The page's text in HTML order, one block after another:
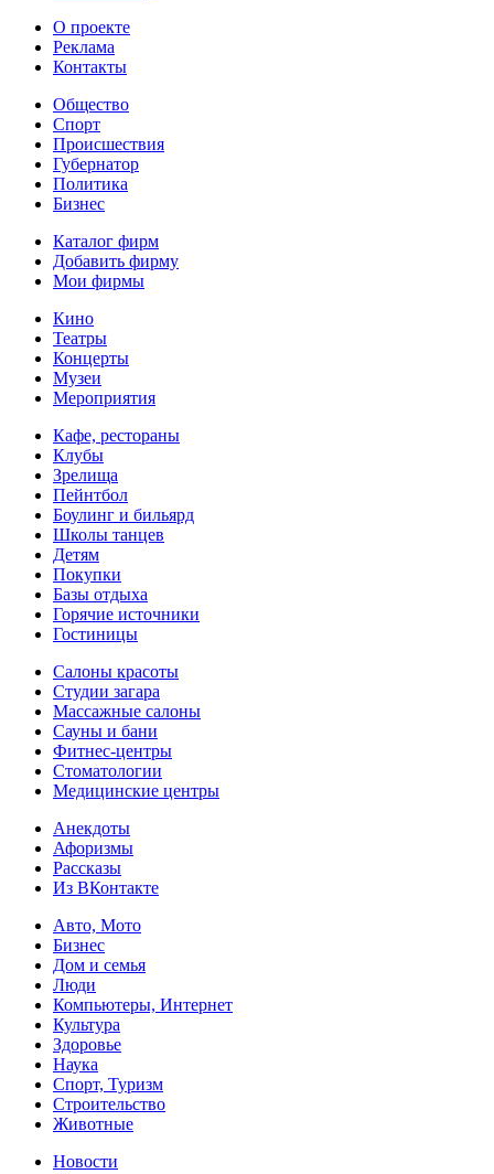
О проекте
Реклама
Контакты
Общество
Спорт
Происшествия
Губернатор
Политика
Бизнес
Каталог фирм
Добавить фирму
Мои фирмы
Кино
Театры
Концерты
Музеи
Мероприятия
Кафе, рестораны
Клубы
Зрелища
Пейнтбол
Боулинг и бильярд
Школы танцев
Детям
Покупки
Базы отдыха
Горячие источники
Гостиницы
Салоны красоты
Студии загара
Массажные салоны
Сауны и бани
Фитнес-центры
Стоматологии
Медицинские центры
Анекдоты
Афоризмы
Рассказы
Из ВКонтакте
Авто, Мото
Бизнес
Дом и семья
Люди
Компьютеры, Интернет
Культура
Здоровье
Наука
Спорт, Туризм
Строительство
Животные
Новости